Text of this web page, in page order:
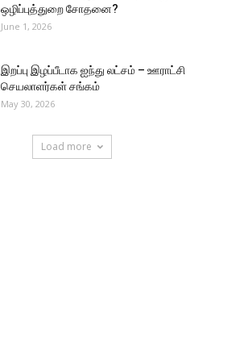
ஒழிப்புத்துறை சோதனை?
June 1, 2026
இறப்பு இழப்பீடாக ஐந்து லட்சம் – ஊராட்சி
செயலாளர்கள் சங்கம்
May 30, 2026
Load more